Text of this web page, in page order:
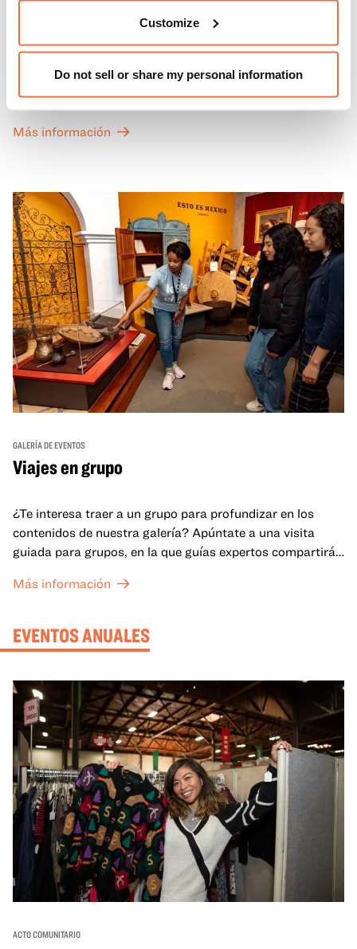
Customize
Do not sell or share my personal information
Primeros domingos
a las Galerías de Arte, Historia y Ciencias Naturales de
California del OMCA es gratuita y las entradas para las
a un precio reducido de 6 $.
Más información
GALERÍA DE EVENTOS
Viajes en grupo
¿Te interesa traer a un grupo para profundizar en los
contenidos de nuestra galería? Apúntate a una visita
guiada para grupos, en la que guías expertos compartirán
mejor lo que se expone en las galerías del OMCA.
Más información
EVENTOS ANUALES
ACTO COMUNITARIO